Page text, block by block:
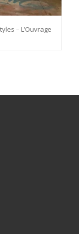
– L’Ouvrage